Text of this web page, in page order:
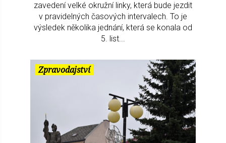
zavedení velké okružní linky, která bude jezdit
v pravidelných časových intervalech. To je
výsledek několika jednání, která se konala od
5. list...
Zpravodajství